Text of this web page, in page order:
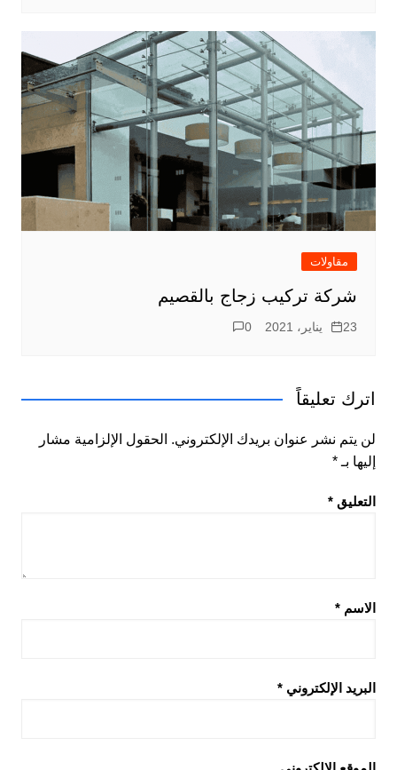
مقاولات
شركة تركيب زجاج بالقصيم
23 يناير، 2021 0
اترك تعليقاً
لن يتم نشر عنوان بريدك الإلكتروني. الحقول الإلزامية مشار
إليها بـ *
التعليق *
الاسم *
البريد الإلكتروني *